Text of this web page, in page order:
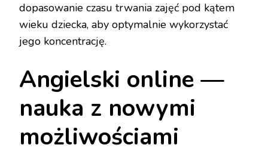
dopasowanie czasu trwania zajęć pod kątem
wieku dziecka, aby optymalnie wykorzystać
jego koncentrację.
Angielski online —
nauka z nowymi
możliwościami